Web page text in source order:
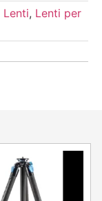
Lenti, Lenti per